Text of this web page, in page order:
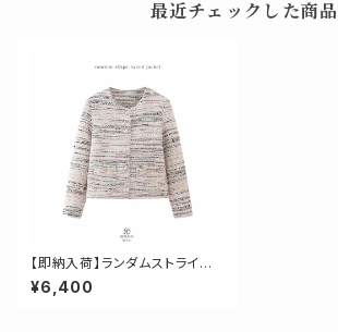
最近チェックした商品
【即納入荷】ランダムストライプ
ツイードジャケット
¥6,400